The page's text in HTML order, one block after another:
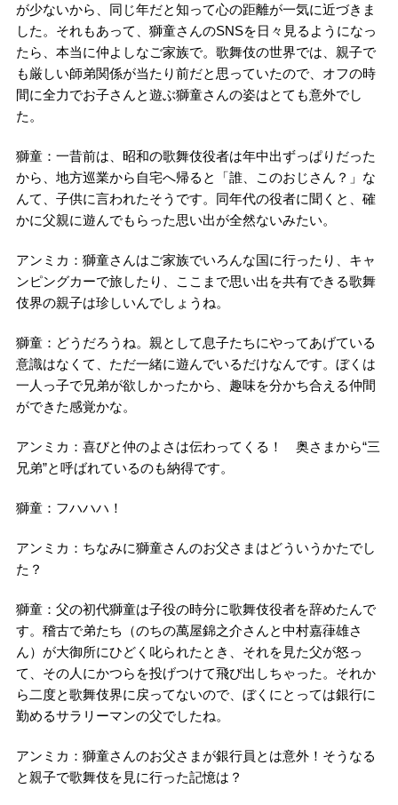
が少ないから、同じ年だと知って心の距離が一気に近づきま
した。それもあって、獅童さんのSNSを日々見るようになっ
たら、本当に仲よしなご家族で。歌舞伎の世界では、親子で
も厳しい師弟関係が当たり前だと思っていたので、オフの時
間に全力でお子さんと遊ぶ獅童さんの姿はとても意外でし
た。
獅童：一昔前は、昭和の歌舞伎役者は年中出ずっぱりだった
から、地方巡業から自宅へ帰ると「誰、このおじさん？」な
んて、子供に言われたそうです。同年代の役者に聞くと、確
かに父親に遊んでもらった思い出が全然ないみたい。
アンミカ：獅童さんはご家族でいろんな国に行ったり、キャ
ンピングカーで旅したり、ここまで思い出を共有できる歌舞
伎界の親子は珍しいんでしょうね。
獅童：どうだろうね。親として息子たちにやってあげている
意識はなくて、ただ一緒に遊んでいるだけなんです。ぼくは
一人っ子で兄弟が欲しかったから、趣味を分かち合える仲間
ができた感覚かな。
アンミカ：喜びと仲のよさは伝わってくる！ 奥さまから“三
兄弟”と呼ばれているのも納得です。
獅童：フハハハ！
アンミカ：ちなみに獅童さんのお父さまはどういうかたでし
た？
獅童：父の初代獅童は子役の時分に歌舞伎役者を辞めたんで
す。稽古で弟たち（のちの萬屋錦之介さんと中村嘉葎雄さ
ん）が大御所にひどく叱られたとき、それを見た父が怒っ
て、その人にかつらを投げつけて飛び出しちゃった。それか
ら二度と歌舞伎界に戻ってないので、ぼくにとっては銀行に
勤めるサラリーマンの父でしたね。
アンミカ：獅童さんのお父さまが銀行員とは意外！そうなる
と親子で歌舞伎を見に行った記憶は？